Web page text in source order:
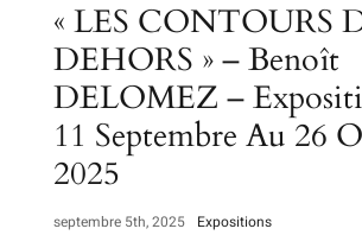
« LES CONTOURS
DEHORS » – Benoît
DELOMEZ –
11 Septembre Au 26
2025
septembre 5th, 2025 Expositions